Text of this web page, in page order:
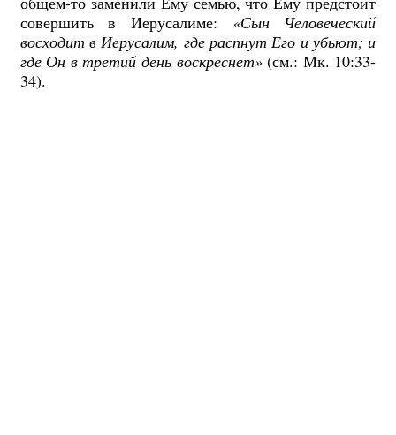
совершить в Иерусалиме: «Сын Человеческий
восходит в Иерусалим, где распнут Его и убьют; и
где Он в третий день воскреснет»(см.: Мк. 10:33-
34).